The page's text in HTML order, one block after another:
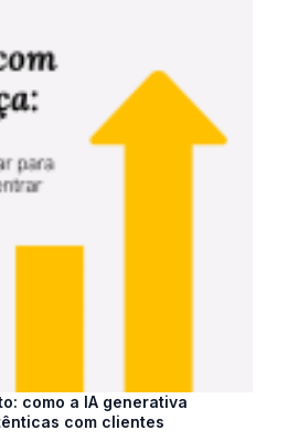
como a IA generativa
com clientes